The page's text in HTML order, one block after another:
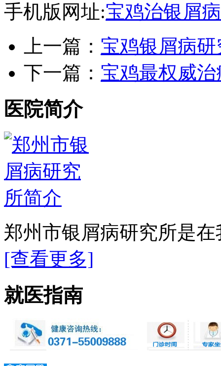
手机版网址:宝鸡治银屑病
上一篇： 宝鸡银屑病
下一篇： 宝鸡最权威
医院简介
郑州市银屑病研究所是
[查看更多]
就医指南